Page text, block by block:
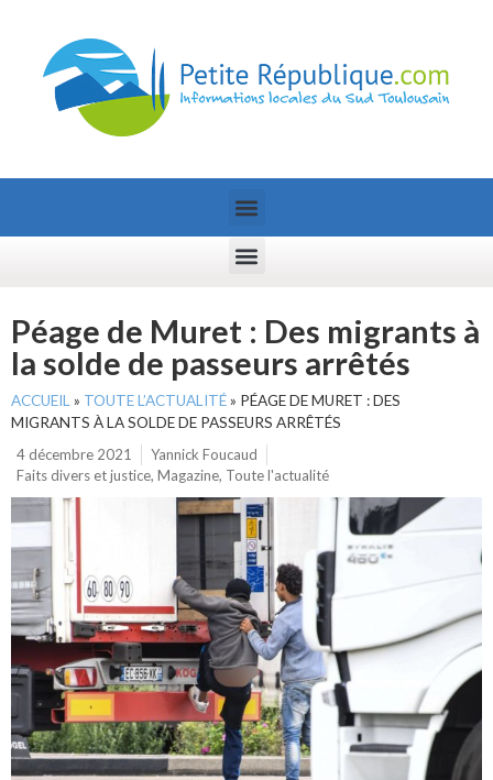
Péage de Muret : Des migrants à
la solde de passeurs arrêtés
ACCUEIL » TOUTE L’ACTUALITÉ» PÉAGE DE MURET : DES
MIGRANTS À LA SOLDE DE PASSEURS ARRÊTÉS
4 décembre 2021
Yannick Foucaud
Faits divers et justice, Magazine, Toute l'actualité